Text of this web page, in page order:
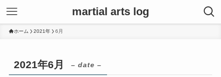
martial arts log
ホーム 2021年 6月
2021年6月 – date –